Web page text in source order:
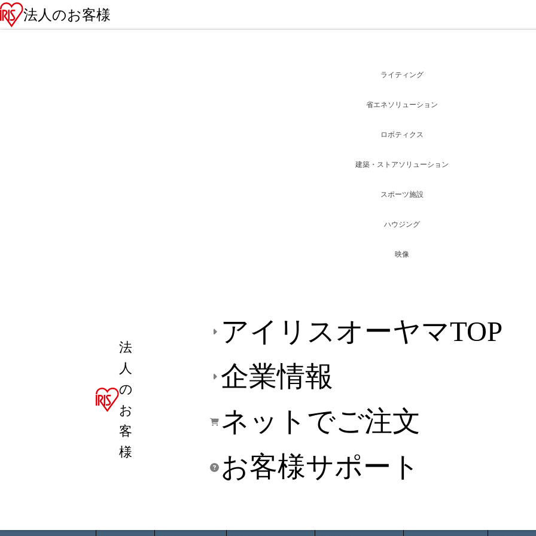
法人のお客様
法
人
の
お
客
様
アイリスオーヤマTOP
企業情報
ネットでご注文
お客様サポート
ライティング
省エネソリューション
ロボティクス
建築・ストアソリューション
スポーツ施設
ハウジング
映像